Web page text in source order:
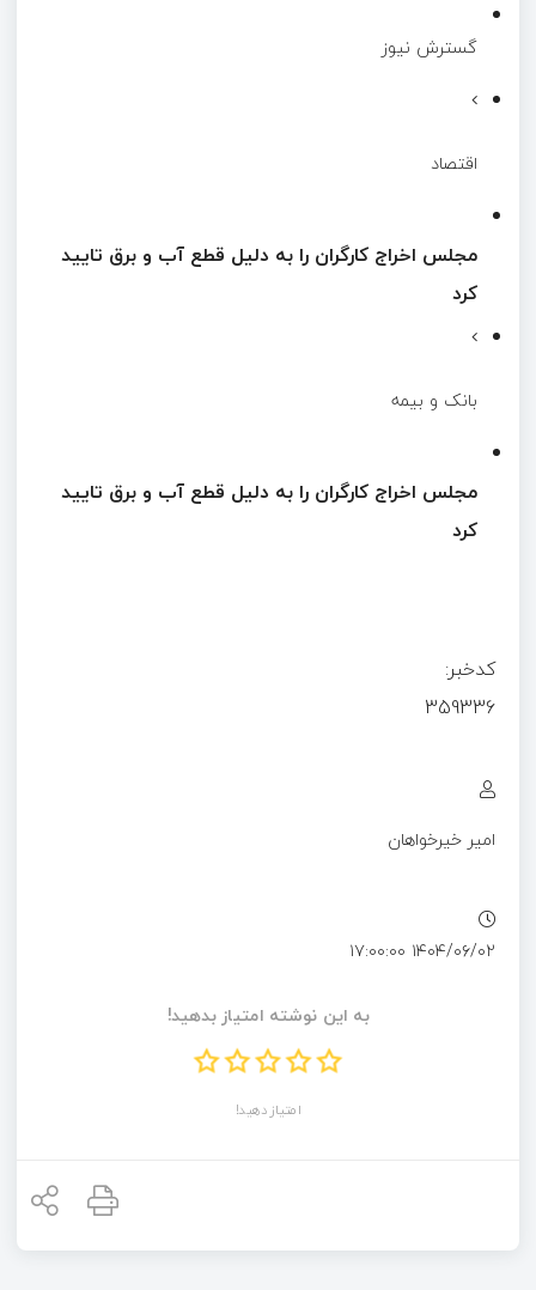
گسترش نیوز
اقتصاد
مجلس اخراج کارگران را به دلیل قطع آب و برق تایید
کرد
بانک و بیمه
مجلس اخراج کارگران را به دلیل قطع آب و برق تایید
کرد
کدخبر:
359336
امیر خیرخواهان
۱۴۰۴/۰۶/۰۲ ۱۷:۰۰:۰۰
به این نوشته امتیاز بدهید!
امتیاز دهید!